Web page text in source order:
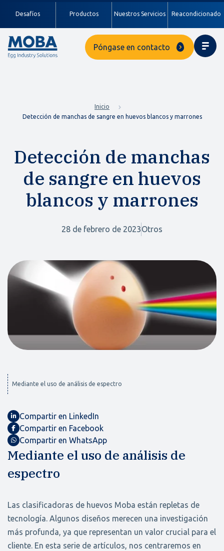
Desafíos Productos Nuestros Servicios Reacondicionado
Póngase en contacto
Inicio
Detección de manchas de sangre en huevos blancos y marrones
Detección de manchas
de sangre en huevos
blancos y marrones
28 de febrero de 2023Otros
Mediante el uso de análisis de
espectro
Las clasificadoras de huevos Moba están repletas de
tecnología. Algunos diseños merecen una investigación
más profunda, ya que representan un valor crucial para el
cliente. En esta serie de artículos, nos centraremos en
Mediante el uso de análisis de espectro
Compartir en LinkedIn
Compartir en Facebook
Compartir en WhatsApp